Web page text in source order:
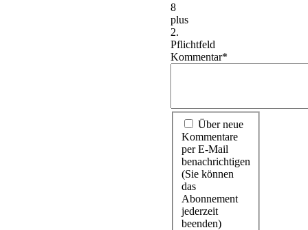
8
plus
2.
Pflichtfeld
Kommentar*
Über neue
Kommentare
per E-Mail
benachrichtigen
(Sie können
das
Abonnement
jederzeit
beenden)